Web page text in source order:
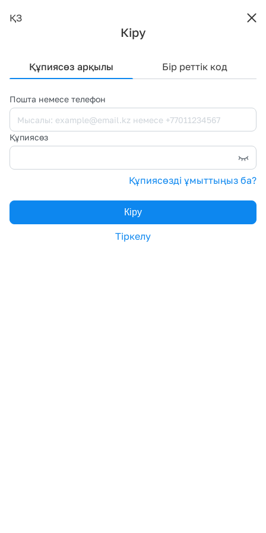
ҚЗ
Кіру
Құпиясөз арқылы Бір реттік код
Пошта немесе телефон
Құпиясөз
Құпиясөзді ұмыттыңыз ба?
Кіру
Тіркелу